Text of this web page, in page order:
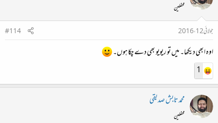
محفلین
جولائی 12، 2016
#114
اوہ ابھی دیکھا۔ میں تو ریویو بھی دے چکا ہوں۔
1
محمد تابش صدیقی
محفلین